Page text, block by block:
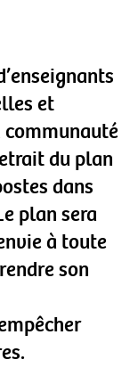
et
du plan
dans
plan sera
à toute
son